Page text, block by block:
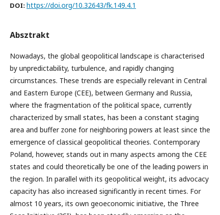
DOI: https://doi.org/10.32643/fk.149.4.1
Absztrakt
Nowadays, the global geopolitical landscape is characterised
by unpredictability, turbulence, and rapidly changing
circumstances. These trends are especially relevant in Central
and Eastern Europe (CEE), between Germany and Russia,
where the fragmentation of the political space, currently
characterized by small states, has been a constant staging
area and buffer zone for neighboring powers at least since the
emergence of classical geopolitical theories. Contemporary
Poland, however, stands out in many aspects among the CEE
states and could theoretically be one of the leading powers in
the region. In parallel with its geopolitical weight, its advocacy
capacity has also increased significantly in recent times. For
almost 10 years, its own geoeconomic initiative, the Three